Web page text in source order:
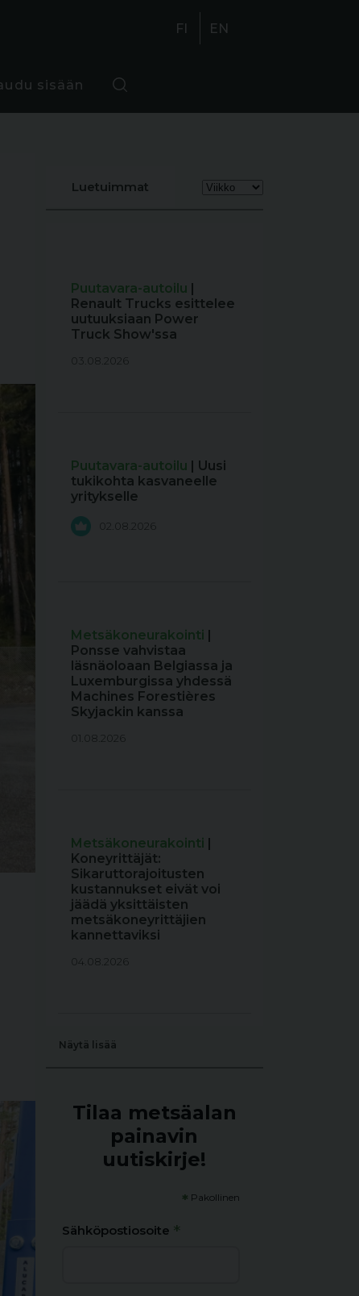
FI EN
sisään
Luetuimmat
Puutavara-autoilu |
Renault Trucks esittelee
uutuuksiaan Power
Truck Show'ssa
03.08.2026
Puutavara-autoilu | Uusi
tukikohta kasvaneelle
yritykselle
02.08.2026
Metsäkoneurakointi |
Ponsse vahvistaa
läsnäoloaan Belgiassa ja
Luxemburgissa yhdessä
Machines Forestières
Skyjackin kanssa
01.08.2026
Metsäkoneurakointi |
Koneyrittäjät:
Sikaruttorajoitusten
kustannukset eivät voi
jäädä yksittäisten
metsäkoneyrittäjien
kannettaviksi
04.08.2026
Näytä lisää
Tilaa metsäalan
painavin
uutiskirje!
* Pakollinen
Sähköpostiosoite *